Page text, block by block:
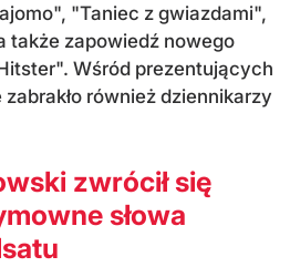
"Taniec z gwiazdami",
także zapowiedź nowego
Wśród prezentujących
również dziennikarzy
zwrócił się
słowa